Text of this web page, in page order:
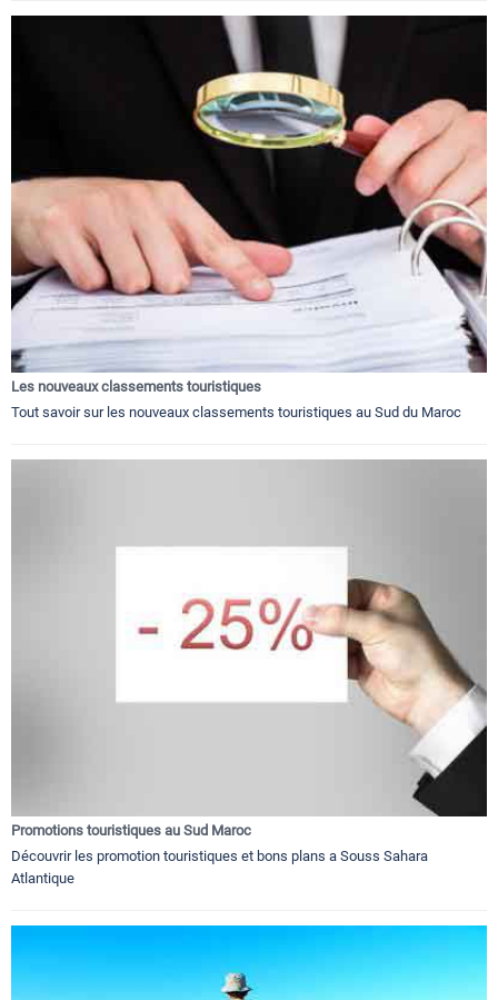
Les nouveaux classements touristiques
Tout savoir sur les nouveaux classements touristiques au Sud du Maroc
Promotions touristiques au Sud Maroc
Découvrir les promotion touristiques et bons plans a Souss Sahara
Atlantique